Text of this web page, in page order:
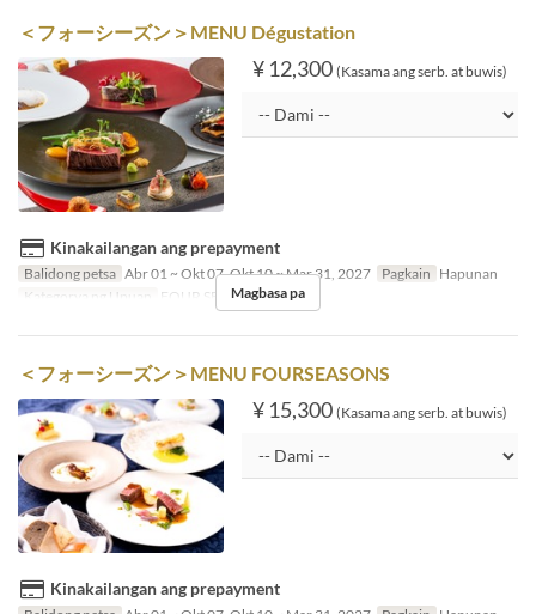
＜フォーシーズン＞MENU Dégustation
¥ 12,300 (Kasama ang serb. at buwis)
Kinakailangan ang prepayment
Balidong petsa Abr 01 ~ Okt 07, Okt 10 ~ Mar 31, 2027 Pagkain Hapunan
Kategorya ng Upuan
FOUR SEASONMagbasa pa
＜フォーシーズン＞MENU FOURSEASONS
¥ 15,300 (Kasama ang serb. at buwis)
Kinakailangan ang prepayment